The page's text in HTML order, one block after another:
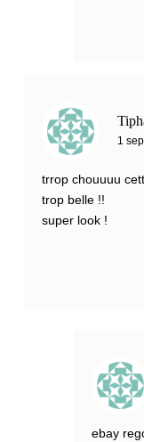
1
trrop chouuuu
trop belle !!
super look !
ebay